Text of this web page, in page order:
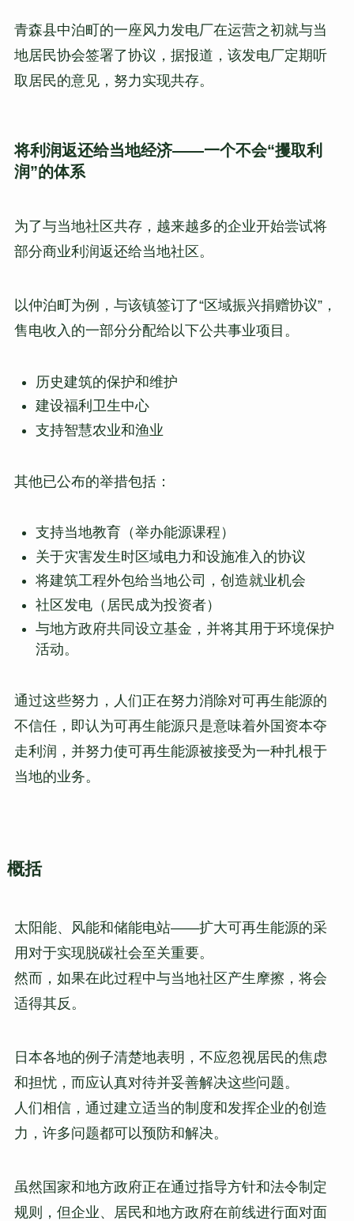
青森县中泊町的一座风力发电厂在运营之初就与当
地居民协会签署了协议，据报道，该发电厂定期听
取居民的意见，努力实现共存。
将利润返还给当地经济——一个不会“攫取利
润”的体系
为了与当地社区共存，越来越多的企业开始尝试将
部分商业利润返还给当地社区。
以仲泊町为例，与该镇签订了“区域振兴捐赠协议”，
售电收入的一部分分配给以下公共事业项目。
历史建筑的保护和维护
建设福利卫生中心
支持智慧农业和渔业
其他已公布的举措包括：
支持当地教育（举办能源课程）
关于灾害发生时区域电力和设施准入的协议
将建筑工程外包给当地公司，创造就业机会
社区发电（居民成为投资者）
与地方政府共同设立基金，并将其用于环境保护
活动。
通过这些努力，人们正在努力消除对可再生能源的
不信任，即认为可再生能源只是意味着外国资本夺
走利润，并努力使可再生能源被接受为一种扎根于
当地的业务。
概括
太阳能、风能和储能电站——扩大可再生能源的采
用对于实现脱碳社会至关重要。
然而，如果在此过程中与当地社区产生摩擦，将会
适得其反。
日本各地的例子清楚地表明，不应忽视居民的焦虑
和担忧，而应认真对待并妥善解决这些问题。
人们相信，通过建立适当的制度和发挥企业的创造
力，许多问题都可以预防和解决。
虽然国家和地方政府正在通过指导方针和法令制定
规则，但企业、居民和地方政府在前线进行面对面